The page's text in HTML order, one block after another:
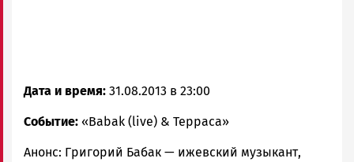
Дата и время: 31.08.2013 в 23:00
Событие: «Babak (live) & Терраса»
Анонс: Григорий Бабак — ижевский музыкант,